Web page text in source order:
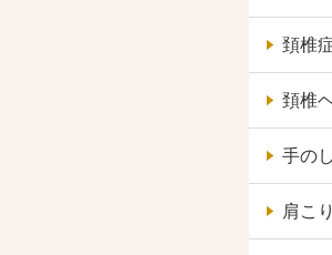
頚椎
頚椎
手の
肩こり